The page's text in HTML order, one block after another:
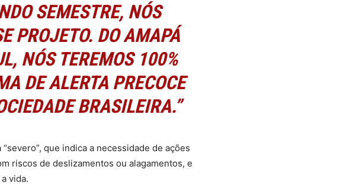
SEMESTRE, NÓS
PROJETO. DO AMAPÁ
NÓS TEREMOS 100%
DE ALERTA PRECOCE
BRASILEIRA.”
que indica a necessidade de ações
riscos de deslizamentos ou alagamentos, e
vida.